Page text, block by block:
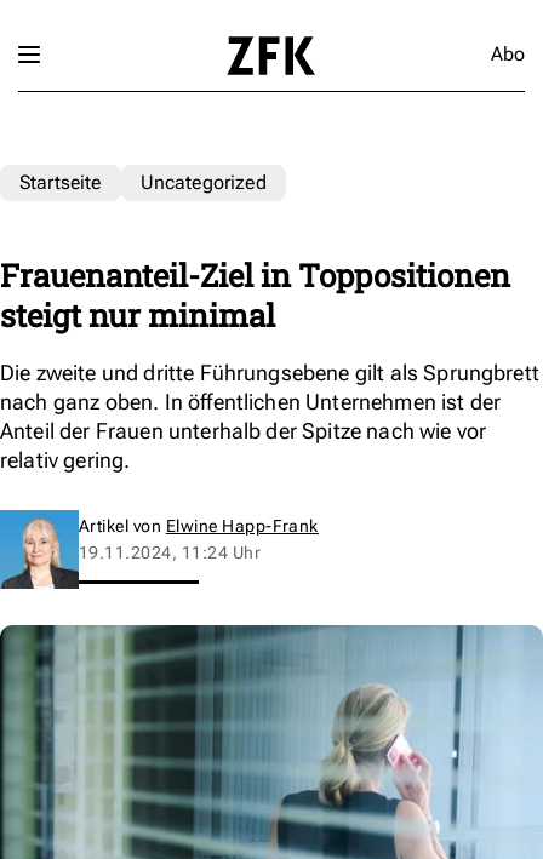
Abo
Startseite Uncategorized
Frauenanteil-Ziel in Toppositionen
steigt nur minimal
Die zweite und dritte Führungsebene gilt als Sprungbrett
nach ganz oben. In öffentlichen Unternehmen ist der
Anteil der Frauen unterhalb der Spitze nach wie vor
relativ gering.
Artikel von Elwine Happ-Frank
19.11.2024, 11:24 Uhr